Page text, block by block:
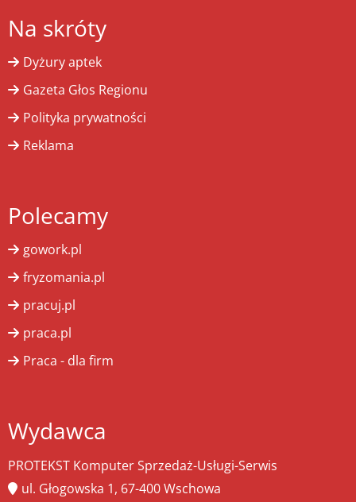
Na skróty
Dyżury aptek
Gazeta Głos Regionu
Polityka prywatności
Reklama
Polecamy
gowork.pl
fryzomania.pl
pracuj.pl
praca.pl
Praca - dla firm
Wydawca
PROTEKST Komputer Sprzedaż-Usługi-Serwis
ul. Głogowska 1, 67-400 Wschowa